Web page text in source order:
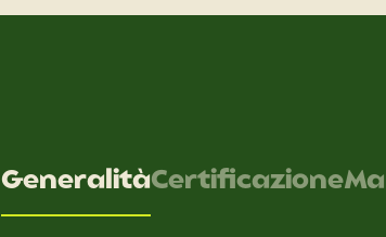
GeneralitàCertificazione